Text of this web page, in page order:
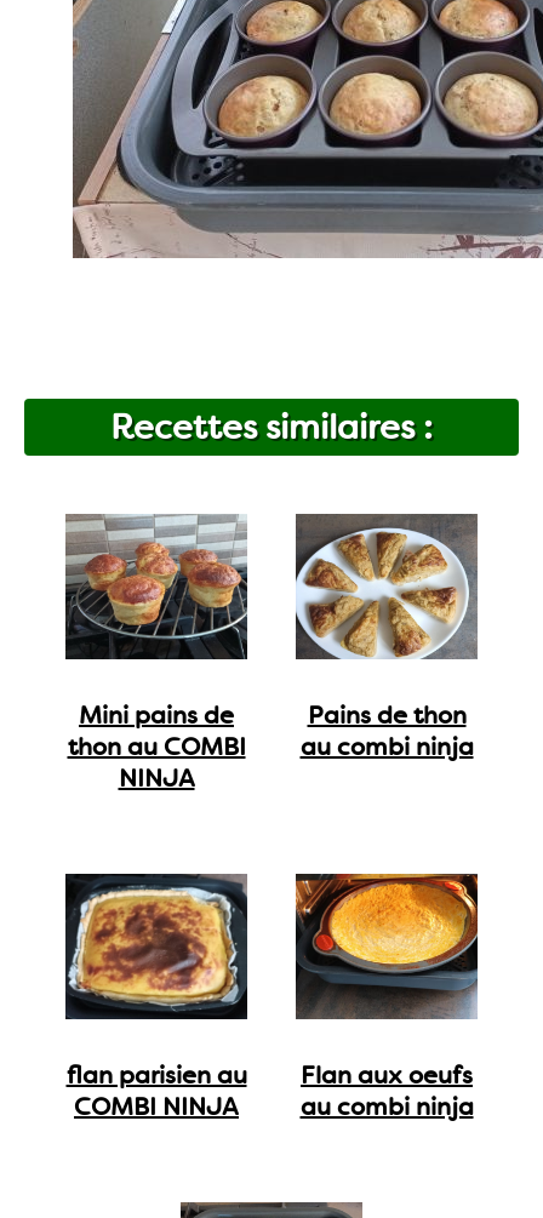
Recettes similaires :
Mini pains de
thon au COMBI
NINJA
Pains de thon
au combi ninja
flan parisien au
COMBI NINJA
Flan aux oeufs
au combi ninja